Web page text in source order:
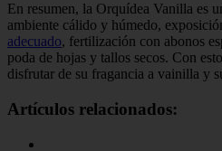
En resumen, la Orquídea Vanilla es
ambiente cálido y húmedo,
adecuado, fertilización con abonos
poda de hojas y tallos secos. Con
disfrutar de su fragancia a vainilla y
Artículos relacionados: